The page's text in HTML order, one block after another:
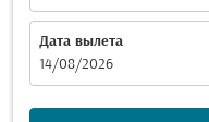
Дата вылета
fc-booking-departure-date-
14/08/2026